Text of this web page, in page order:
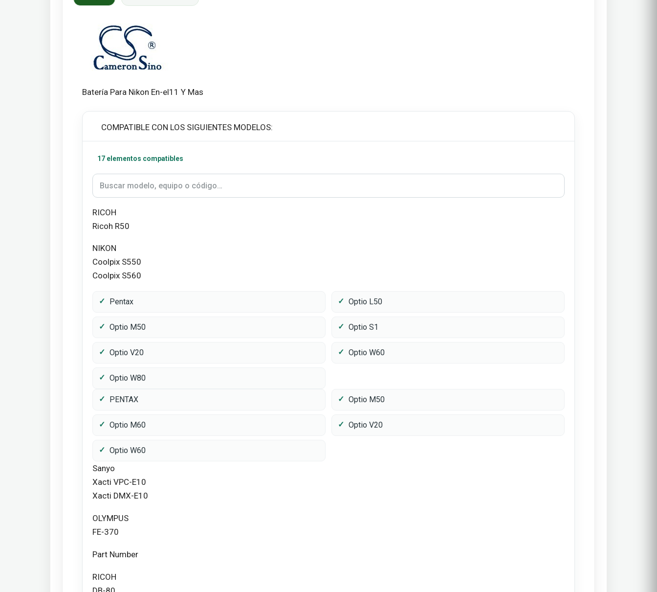
Batería Para Nikon En-el11 Y Mas
COMPATIBLE CON LOS SIGUIENTES MODELOS:
17 elementos compatibles
RICOH
Ricoh R50
NIKON
Coolpix S550
Coolpix S560
Pentax Optio L50
Optio M50 Optio S1
Optio V20 Optio W60
Optio W80
PENTAX Optio M50
Optio M60 Optio V20
Optio W60
Sanyo
Xacti VPC-E10
Xacti DMX-E10
OLYMPUS
FE-370
Part Number
RICOH